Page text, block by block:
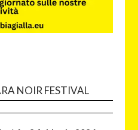
NOIR FESTIVAL